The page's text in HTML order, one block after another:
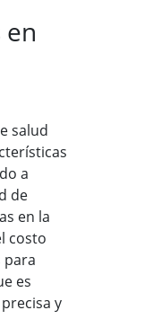
en
salud
a
de
en la
costo
para
es
y